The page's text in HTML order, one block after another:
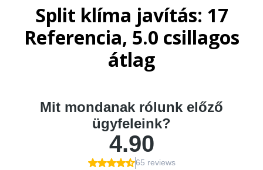
Split klíma javítás: 17
Referencia, 5.0 csillagos
átlag